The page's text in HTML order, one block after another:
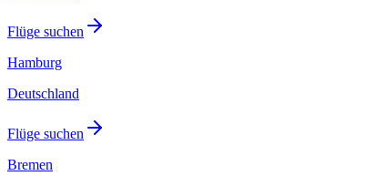
Flüge suchen
Hamburg
Deutschland
Flüge suchen
Bremen